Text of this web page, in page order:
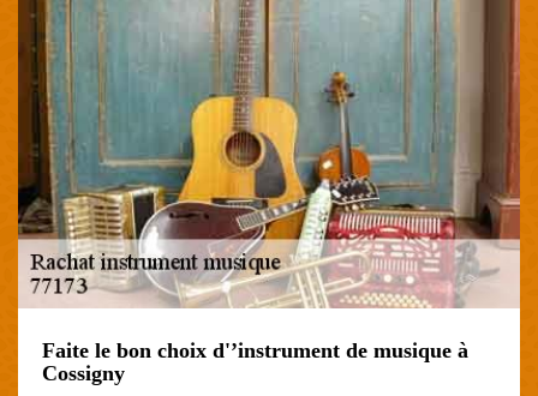
Faite le bon choix d'’instrument de musique à
Cossigny